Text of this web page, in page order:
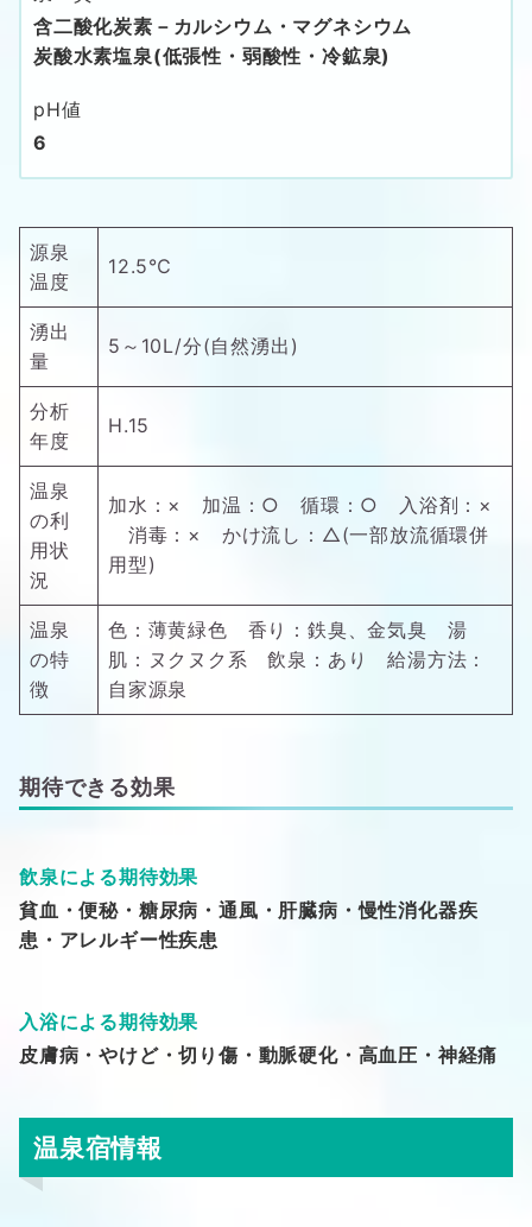
含二酸化炭素－カルシウム・マグネシウム
炭酸水素塩泉(低張性・弱酸性・冷鉱泉)
pH値
6
源泉
温度
12.5℃
湧出
量
5～10L/分(自然湧出)
分析
年度
H.15
温泉
の利
用状
況
加水：× 加温：○ 循環：○ 入浴剤：×
消毒：× かけ流し：△(一部放流循環併
用型)
温泉
の特
徴
色：薄黄緑色 香り：鉄臭、金気臭 湯
肌：ヌクヌク系 飲泉：あり 給湯方法：
自家源泉
期待できる効果
飲泉による期待効果
貧血・便秘・糖尿病・通風・肝臓病・慢性消化器疾
患・アレルギー性疾患
入浴による期待効果
皮膚病・やけど・切り傷・動脈硬化・高血圧・神経痛
温泉宿情報